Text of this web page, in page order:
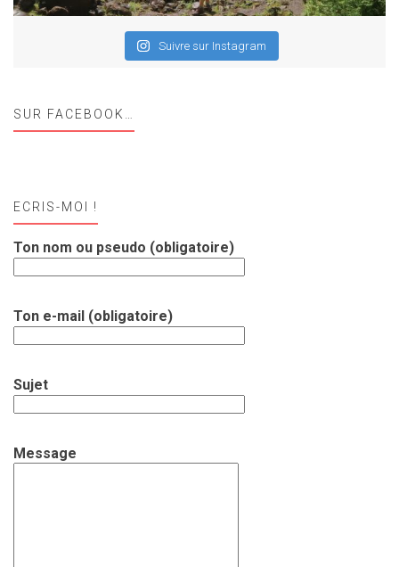
Suivre sur Instagram
SUR FACEBOOK…
ECRIS-MOI !
Ton nom ou pseudo (obligatoire)
Ton e-mail (obligatoire)
Sujet
Message